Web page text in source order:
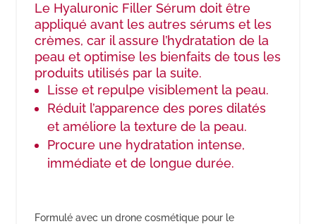
Le Hyaluronic Filler Sérum doit être
appliqué avant les autres sérums et les
crèmes, car il assure l’hydratation de la
peau et optimise les bienfaits de tous les
produits utilisés par la suite.
Lisse et repulpe visiblement la peau.
Réduit l’apparence des pores dilatés
et améliore la texture de la peau.
Procure une hydratation intense,
immédiate et de longue durée.
Formulé avec un drone cosmétique pour le